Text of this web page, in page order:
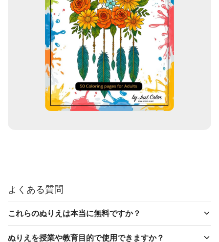
よくある質問
これらのぬりえは本当に無料ですか？
ぬりえを授業や教育目的で使用できますか？